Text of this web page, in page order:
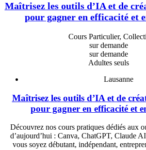
Maîtrisez les outils d’IA et de
pour gagner en efficacité et
Cours Particulier,
sur demande
sur demande
Adultes seuls
Lausanne
Maîtrisez les outils d’IA et de
pour gagner en efficacité et
Découvrez nos cours pratiques dédiés aux
d’aujourd’hui : Canva, ChatGPT, Claude
vous soyez débutant, indépendant,